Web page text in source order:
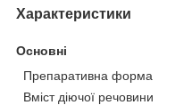
Характеристики
Основні
Препаративна форма
Вміст діючої речовини